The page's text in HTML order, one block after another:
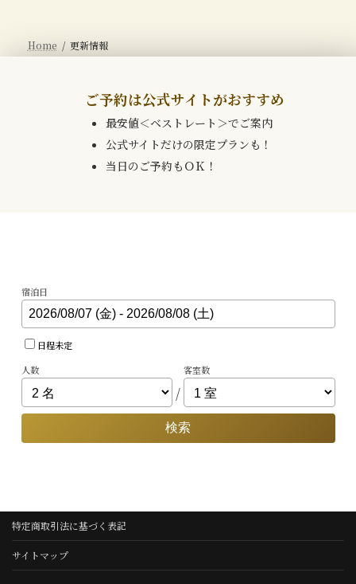
Home 更新情報
ご予約は公式サイトがおすすめ
最安値＜ベストレート＞でご案内
公式サイトだけの限定プランも！
当日のご予約もＯＫ！
宿泊日
日程未定
人数
/
客室数
検索
特定商取引法に基づく表記
サイトマップ